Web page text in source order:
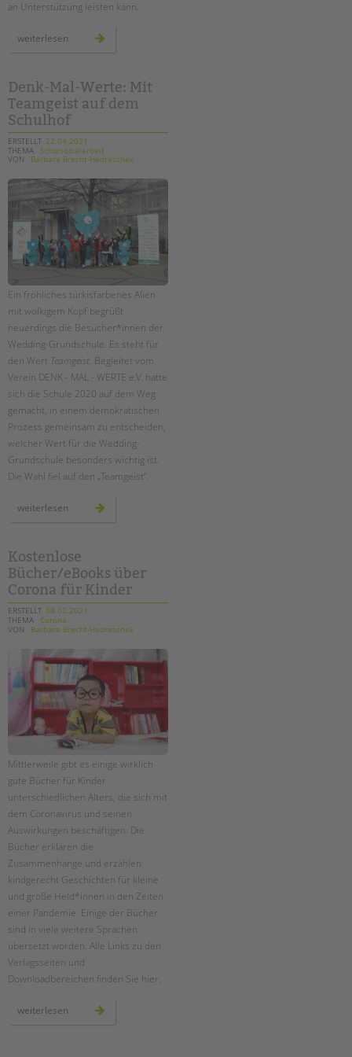
an Unterstützung leisten kann.
weiterlesen paritätisches
positionspapier:
in
der
pandemie
Denk-Mal-Werte: Mit
Teamgeist auf dem
Schulhof
ERSTELLT 22.04.2021
THEMA Schulsozialarbeit
VON
Barbara Brecht-Hadraschek
Ein fröhliches türkisfarbenes Alien
mit wolkigem Kopf begrüßt
neuerdings die Besucher*innen der
Wedding-Grundschule. Es steht für
den Wert Teamgeist. Begleitet vom
Verein DENK - MAL - WERTE e.V. hatte
sich die Schule 2020 auf dem Weg
gemacht, in einem demokratischen
Prozess gemeinsam zu entscheiden,
welcher Wert für die Wedding-
Grundschule besonders wichtig ist.
Die Wahl fiel auf den „Teamgeist“.
weiterlesen
auf
dem
schulhof
Kostenlose
Bücher/eBooks über
Corona für Kinder
ERSTELLT 08.02.2021
THEMA Corona
VON
Barbara Brecht-Hadraschek
Mittlerweile gibt es einige wirklich
gute Bücher für Kinder
unterschiedlichen Alters, die sich mit
dem Coronavirus und seinen
Auswirkungen beschäftigen. Die
Bücher erklären die
Zusammenhänge und erzählen
kindgerecht Geschichten für kleine
und große Held*innen in den Zeiten
einer Pandemie. Einige der Bücher
sind in viele weitere Sprachen
übersetzt worden. Alle Links zu den
Verlagsseiten und
Downloadbereichen finden Sie hier.
weiterlesen kostenlose
bücher/ebooks